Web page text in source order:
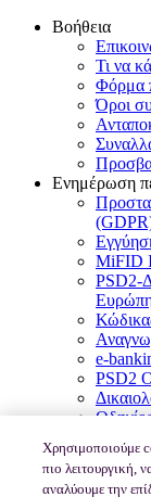
Βοήθεια
Τι να
Φόρμα
Όροι
Ενημέρωση
MiFID
PSD2-
e-
PSD2
© 2026, Optima
Χρησιμοποιούμε
πιο λειτουργική,
αναλύουμε την